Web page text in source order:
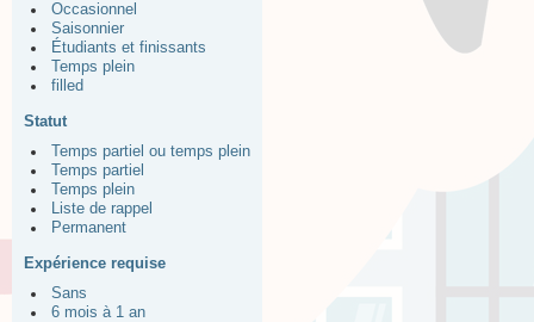
Occasionnel
Saisonnier
Étudiants et finissants
Temps plein
filled
Statut
Temps partiel ou temps plein
Temps partiel
Temps plein
Liste de rappel
Permanent
Expérience requise
Sans
6 mois à 1 an